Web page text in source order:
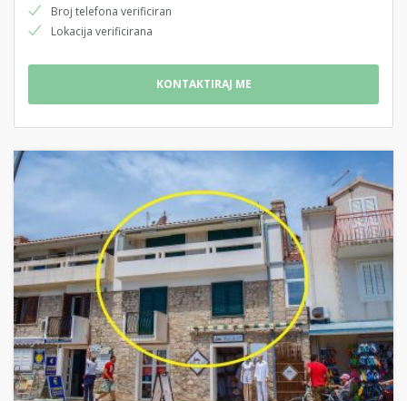
Broj telefona verificiran
Lokacija verificirana
KONTAKTIRAJ ME